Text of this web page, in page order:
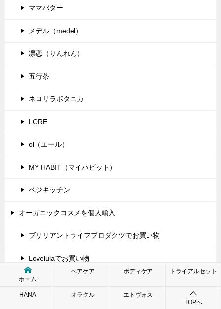
ママバター
メデル（medel）
凛恋（りんれん）
五行茶
ネロリラボタニカ
LORE
ol（エール）
MY HABIT（マイハビット）
ベジキッチン
オーガニックコスメを個人輸入
ブリリアントライフプロダクツでお買い物
Lovelulaでお買い物
海外のオーガニックコスメ
ホーム
ヘアケア ボディケア トライアルセット
HANA オラクル
エトヴォス
TOPへ